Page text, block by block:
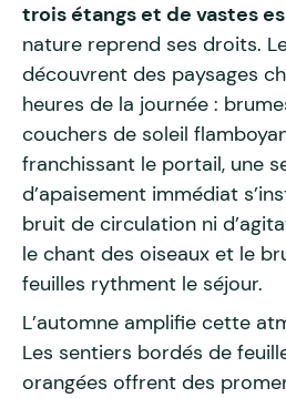
trois étangs et de vastes
nature reprend ses droits.
découvrent des paysages
heures de la journée :
couchers de soleil
franchissant le portail, une
d’apaisement immédiat
bruit de circulation ni
le chant des oiseaux et le
feuilles rythment le séjour.
L’automne amplifie cette
Les sentiers bordés de
orangées offrent des